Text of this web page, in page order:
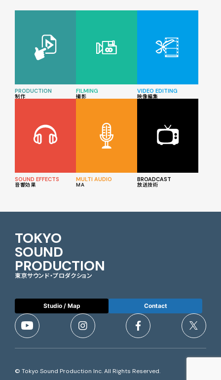
PRODUCTION
制作
FILMING
撮影
VIDEO EDITING
映像編集
SOUND EFFECTS
音響効果
MULTI AUDIO
MA
BROADCAST
放送技術
TOKYO
SOUND
PRODUCTION
東京サウンド・プロダクション
Studio / Map Contact
© Tokyo Sound Production Inc. All Rights Reserved.